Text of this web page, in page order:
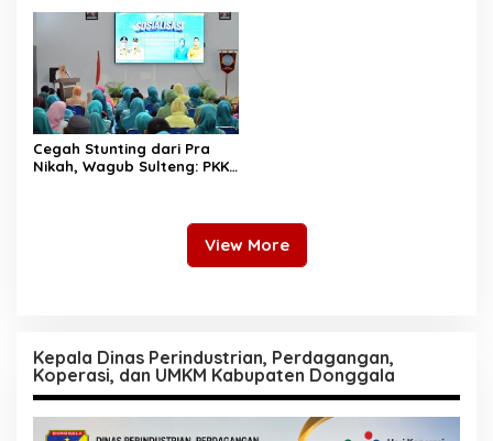
Cegah Stunting dari Pra
Nikah, Wagub Sulteng: PKK
View More
Kepala Dinas Perindustrian, Perdagangan,
Koperasi, dan UMKM Kabupaten Donggala